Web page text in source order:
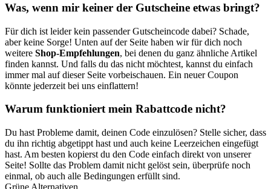
Was, wenn mir keiner der Gutscheine etwas bringt?
Für dich ist leider kein passender Gutscheincode dabei? Schade,
aber keine Sorge! Unten auf der Seite haben wir für dich noch
weitere Shop-Empfehlungen, bei denen du ganz ähnliche Artikel
finden kannst. Und falls du das nicht möchtest, kannst du einfach
immer mal auf dieser Seite vorbeischauen. Ein neuer Coupon
könnte jederzeit bei uns einflattern!
Warum funktioniert mein Rabattcode nicht?
Du hast Probleme damit, deinen Code einzulösen? Stelle sicher, dass
du ihn richtig abgetippt hast und auch keine Leerzeichen eingefügt
hast. Am besten kopierst du den Code einfach direkt von unserer
Seite! Sollte das Problem damit nicht gelöst sein, überprüfe noch
einmal, ob auch alle Bedingungen erfüllt sind.
Grüne Alternativen